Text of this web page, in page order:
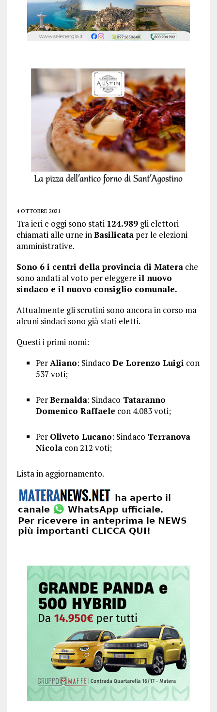
4 OTTOBRE 2021
Tra ieri e oggi sono stati 124.989gli elettori
chiamati alle urne inBasilicataper le elezioni
amministrative.
Sono 6 i centri della provincia di Materache
sono andati al voto per eleggere il nuovo
sindaco e il nuovo consiglio comunale.
Attualmente gli scrutini sono ancora in corso ma
alcuni sindaci sono già stati eletti.
Questi i primi nomi:
PerAliano: Sindaco De Lorenzo Luigi con
537 voti;
PerBernalda: Sindaco Tataranno
Domenico Raffaele con 4.083 voti;
Per Oliveto Lucano: Sindaco Terranova
Nicolacon 212 voti;
Lista in aggiornamento.